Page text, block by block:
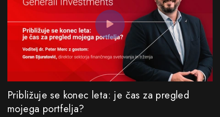
Približuje se konec leta: je čas za pregled
mojega portfelja?